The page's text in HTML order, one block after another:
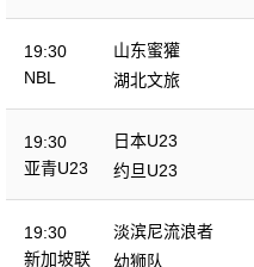
19:30
NBL
山东蜜獾
湖北文旅
19:30
亚青U23
日本U23
约旦U23
19:30
新加坡联
淡滨尼流浪者
幼狮队